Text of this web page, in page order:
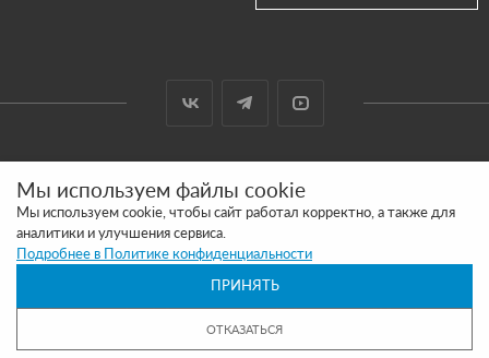
САЙТ СДЕЛАН И ПРОДВИГАЕТСЯ В SITE UP
ПОЛИТИКА КОНФИДЕНЦИАЛЬНОСТИ
ОБРАЩАЕМ ВАШЕ ВНИМАНИЕ, ЧТО ВСЯ ИНФОРМАЦИЯ РАЗМЕЩЕННАЯ НА
ДАННОМ ИНТЕРНЕТ-САЙТЕ НОСИТ ИНФОРМАЦИОННЫЙ ХАРАКТЕР И НЕ
(2) ГК РФ
Мы используем файлы cookie
Мы используем cookie, чтобы сайт работал корректно, а также для
аналитики и улучшения сервиса.
Подробнее в Политике конфиденциальности
ПРИНЯТЬ
ОТКАЗАТЬСЯ